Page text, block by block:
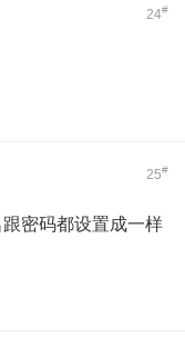
24#
25#
密码都设置成一样